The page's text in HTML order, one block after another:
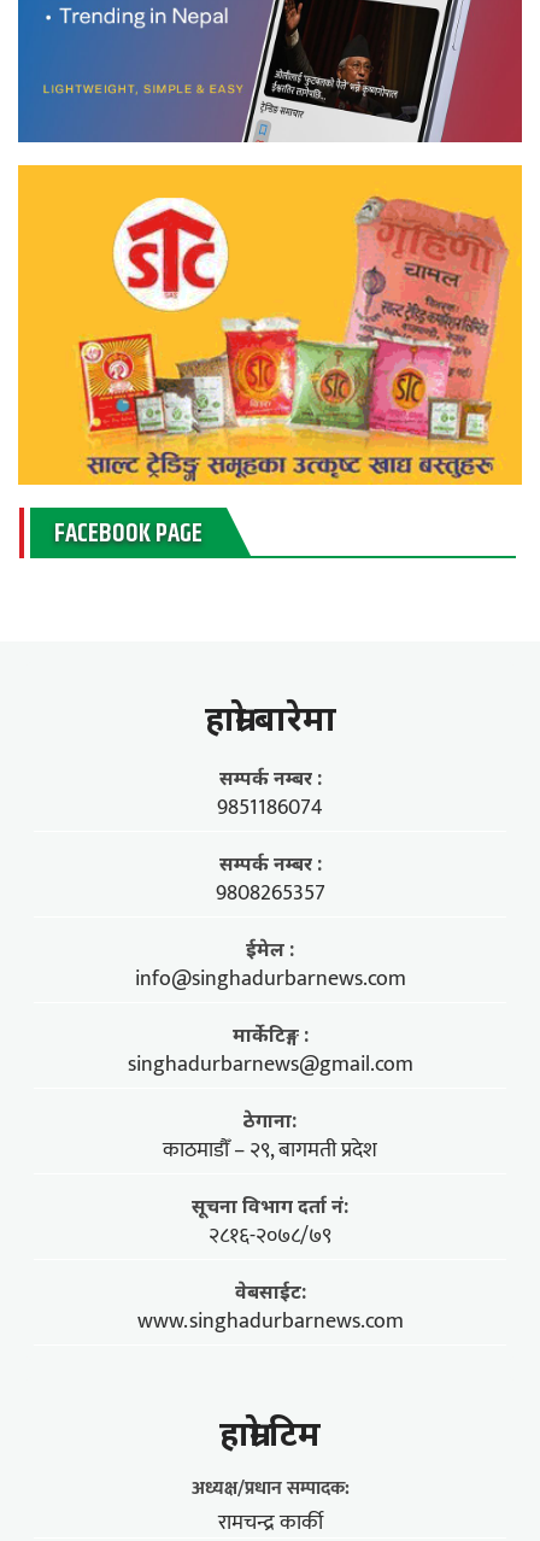
FACEBOOK PAGE
हाम्राे बारेमा
सम्पर्क नम्बर :
9851186074
सम्पर्क नम्बर :
9808265357
ईमेल :
info@singhadurbarnews.com
मार्केटिङ्ग :
singhadurbarnews@gmail.com
ठेगाना:
काठमाडौँ – २९, बागमती प्रदेश
सूचना विभाग दर्ता नं:
२८१६-२०७८/७९
वेबसाईट:
www.singhadurbarnews.com
हाम्राे टिम
अध्यक्ष/प्रधान सम्पादक:
रामचन्द्र कार्की